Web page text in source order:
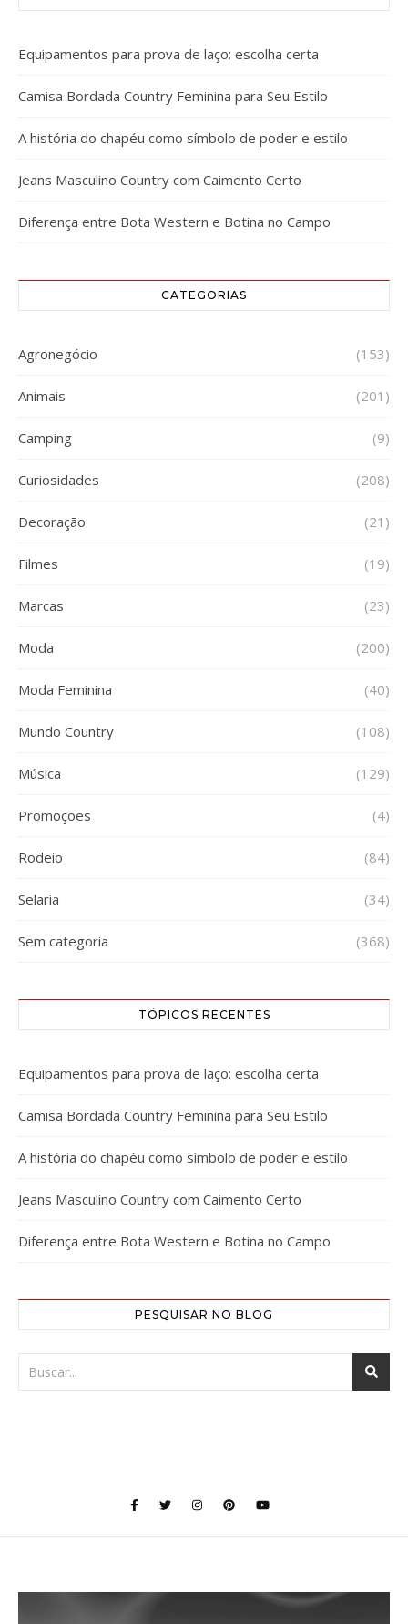
Equipamentos para prova de laço: escolha certa
Camisa Bordada Country Feminina para Seu Estilo
A história do chapéu como símbolo de poder e estilo
Jeans Masculino Country com Caimento Certo
Diferença entre Bota Western e Botina no Campo
CATEGORIAS
Agronegócio (153)
Animais (201)
Camping (9)
Curiosidades (208)
Decoração (21)
Filmes (19)
Marcas (23)
Moda (200)
Moda Feminina (40)
Mundo Country (108)
Música (129)
Promoções (4)
Rodeio (84)
Selaria (34)
Sem categoria (368)
TÓPICOS RECENTES
Equipamentos para prova de laço: escolha certa
Camisa Bordada Country Feminina para Seu Estilo
A história do chapéu como símbolo de poder e estilo
Jeans Masculino Country com Caimento Certo
Diferença entre Bota Western e Botina no Campo
PESQUISAR NO BLOG